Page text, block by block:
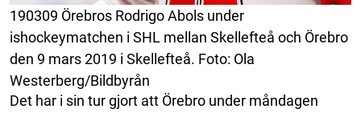
190309 Örebros Rodrigo Abols under
ishockeymatchen i SHL mellan Skellefteå och Örebro
den 9 mars 2019 i Skellefteå. Foto: Ola
Westerberg/Bildbyrån
Det har i sin tur gjort att Örebro under måndagen